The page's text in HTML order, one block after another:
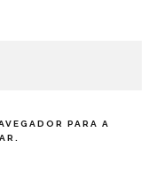
PARA A